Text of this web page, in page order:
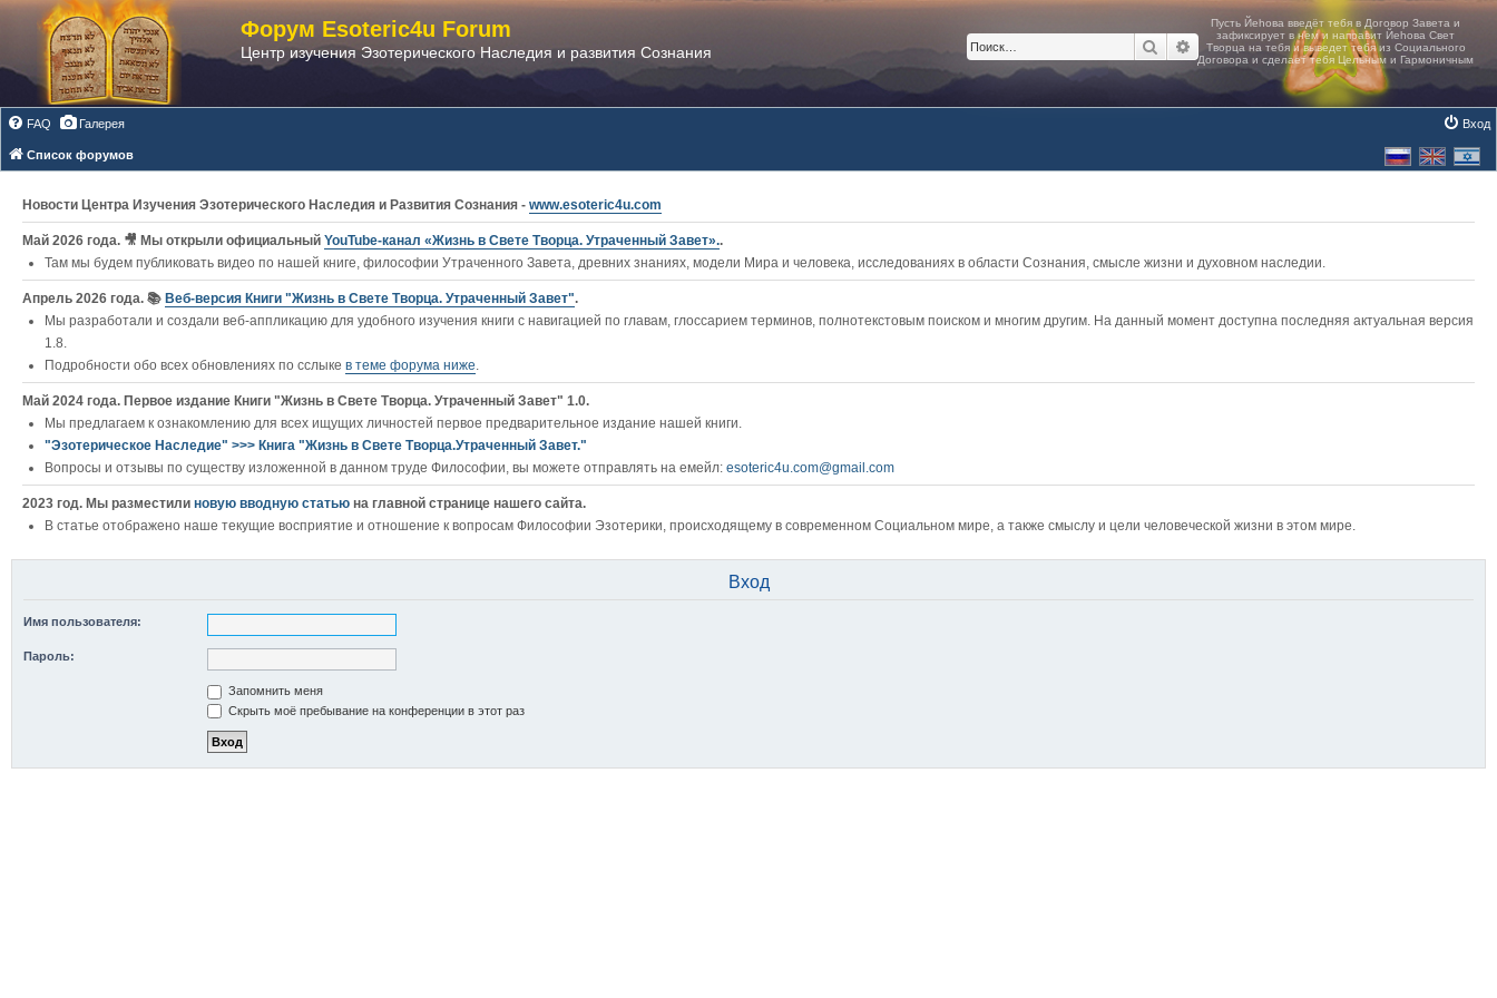
Форум Esoteric4u Forum
Центр изучения Эзотерического Наследия и развития Сознания Поиск Расширенный поиск
FAQ Галерея Вход
Список форумов
Новости Центра Изучения Эзотерического Наследия и Развития Сознания - www.esoteric4u.com
Май 2026 года. 🎥 Мы открыли официальный YouTube‑канал «Жизнь в Свете Творца. Утраченный Завет»..
Там мы будем публиковать видео по нашей книге, философии Утраченного Завета, древних знаниях, модели Мира и человека, исследованиях в области Сознания, смысле жизни и духовном наследии.
Апрель 2026 года. 📚 Веб-версия Книги "Жизнь в Свете Творца. Утраченный Завет".
Мы разработали и создали веб-аппликацию для удобного изучения книги c навигацией по главам, глоссарием терминов, полнотекстовым поиском и многим другим. На данный момент доступна последняя актуальная версия
1.8.
Подробности обо всех обновлениях по сслыке в теме форума ниже.
Май 2024 года. Первое издание Книги "Жизнь в Свете Творца. Утраченный Завет" 1.0.
Мы предлагаем к ознакомлению для всех ищущих личностей первое предварительное издание нашей книги.
"Эзотерическое Наследие" >>> Книга "Жизнь в Свете Творца.Утраченный Завет."
Вопросы и отзывы по существу изложенной в данном труде Философии, вы можете отправлять на емейл: esoteric4u.com@gmail.com
2023 год. Мы разместили новую вводную статью на главной странице нашего сайта.
В статье отображено наше текущие восприятие и отношение к вопросам Философии Эзотерики, происходящему в современном Социальном мире, а также смыслу и цели человеческой жизни в этом мире.
Вход
Имя пользователя:
Пароль:
Запомнить меня
Скрыть моё пребывание на конференции в этот раз